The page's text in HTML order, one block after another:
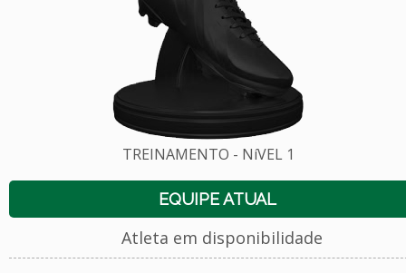
TREINAMENTO - NíVEL 1
EQUIPE ATUAL
Atleta em disponibilidade